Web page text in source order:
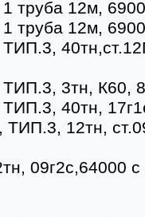
труба 12м,
труба 12м,
3тн, К60,
40тн,
12тн,
09г2с,64000